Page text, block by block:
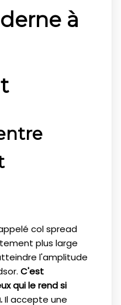
à
col spread
plus large
l'amplitude
C'est
qui le rend si
Il accepte une